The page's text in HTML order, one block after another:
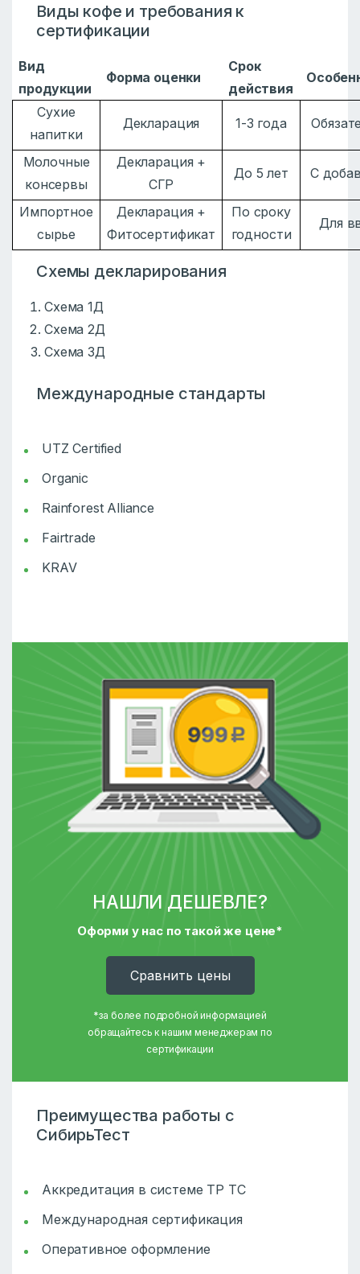
Виды кофе и требования к
сертификации
Вид
продукции
Форма оценки
Срок
действия
Сухие
напитки
Декларация 1-3 года
Молочные
консервы
Декларация +
СГР
До 5 лет С
Импортное
сырье
Декларация +
Фитосертификат
По сроку
годности
Для
Схемы декларирования
Схема 1Д
Схема 2Д
Схема 3Д
Международные стандарты
UTZ Certified
Organic
Rainforest Alliance
Fairtrade
KRAV
НАШЛИ ДЕШЕВЛЕ?
Оформи у нас по такой же цене*
Cравнить цены
*за более подробной информацией
обращайтесь к нашим менеджерам по
сертификации
Преимущества работы с
СибирьТест
Аккредитация в системе ТР ТС
Международная сертификация
Оперативное оформление